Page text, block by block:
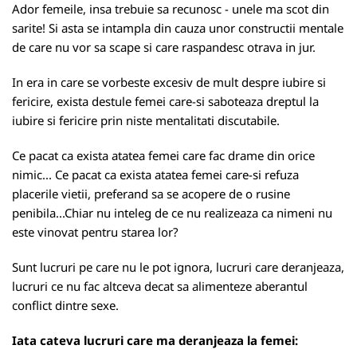
Ador femeile, insa trebuie sa recunosc - unele ma scot din
sarite! Si asta se intampla din cauza unor constructii mentale
de care nu vor sa scape si care raspandesc otrava in jur.
In era in care se vorbeste excesiv de mult despre iubire si
fericire, exista destule femei care-si saboteaza dreptul la
iubire si fericire prin niste mentalitati discutabile.
Ce pacat ca exista atatea femei care fac drame din orice
nimic... Ce pacat ca exista atatea femei care-si refuza
placerile vietii, preferand sa se acopere de o rusine
penibila...Chiar nu inteleg de ce nu realizeaza ca nimeni nu
este vinovat pentru starea lor?
Sunt lucruri pe care nu le pot ignora, lucruri care deranjeaza,
lucruri ce nu fac altceva decat sa alimenteze aberantul
conflict dintre sexe.
Iata cateva lucruri care ma deranjeaza la femei: